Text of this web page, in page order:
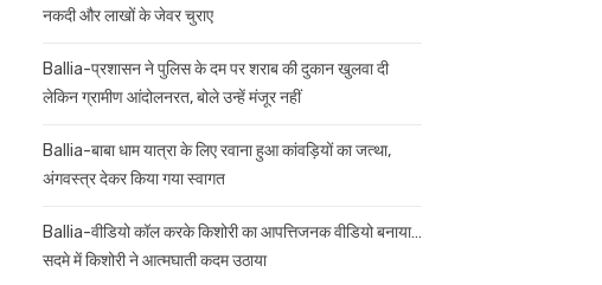
नकदी और लाखों के जेवर चुराए
Ballia-प्रशासन ने पुलिस के दम पर शराब की दुकान खुलवा दी
लेकिन ग्रामीण आंदोलनरत, बोले उन्हें मंजूर नहीं
Ballia-बाबा धाम यात्रा के लिए रवाना हुआ कांवड़ियों का जत्था,
अंगवस्त्र देकर किया गया स्वागत
Ballia-वीडियो कॉल करके किशोरी का आपत्तिजनक वीडियो बनाया…
सदमे में किशोरी ने आत्मघाती कदम उठाया